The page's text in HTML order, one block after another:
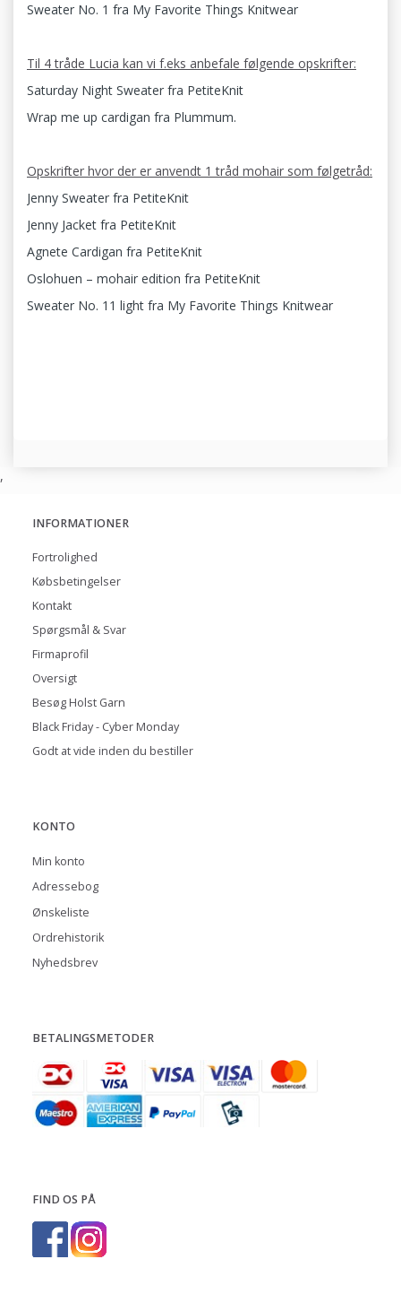
Sweater No. 1 fra My Favorite Things Knitwear
Til 4 tråde Lucia kan vi f.eks anbefale følgende opskrifter:
Saturday Night Sweater fra PetiteKnit
Wrap me up cardigan fra Plummum.
Opskrifter hvor der er anvendt 1 tråd mohair som følgetråd:
Jenny Sweater fra PetiteKnit
Jenny Jacket fra PetiteKnit
Agnete Cardigan fra PetiteKnit
Oslohuen – mohair edition fra PetiteKnit
Sweater No. 11 light fra My Favorite Things Knitwear
,
INFORMATIONER
Fortrolighed
Købsbetingelser
Kontakt
Spørgsmål & Svar
Firmaprofil
Oversigt
Besøg Holst Garn
Black Friday - Cyber Monday
Godt at vide inden du bestiller
KONTO
Min konto
Adressebog
Ønskeliste
Ordrehistorik
Nyhedsbrev
BETALINGSMETODER
FIND OS PÅ